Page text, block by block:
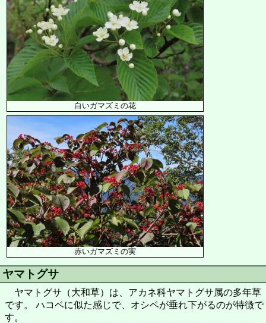
白いガマズミの花
赤いガマズミの実
ヤマトグサ
ヤマトグサ（大和草）は、アカネ科ヤマトグサ属の多年草
です。 ハコベに似た感じで、オシベが垂れ下がるのが特徴で
す。